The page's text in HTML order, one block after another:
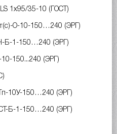
1х95/35-10 (ГОСТ)
О-10-150…240 (ЭРГ)
Б-1-150…240 (ЭРГ)
150...240 (ЭРГ)
10У-150…240 (ЭРГ)
Б-1-150…240 (ЭРГ)